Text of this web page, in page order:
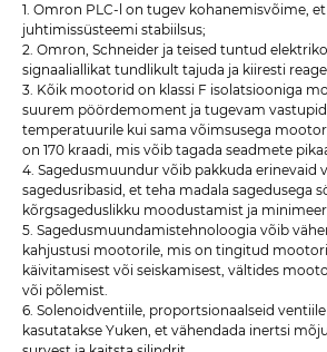
1. Omron PLC-l on tugev kohanemisvõime,
juhtimissüsteemi stabiilsus;
2. Omron, Schneider ja teised tuntud
signaaliallikat tundlikult tajuda ja kiiresti
3. Kõik mootorid on klassi F isolatsiooniga
suurem pöördemoment ja tugevam
temperatuurile kui sama võimsusega
on 170 kraadi, mis võib tagada seadmete
4. Sagedusmuundur võib pakkuda erinevaid
sagedusribasid, et teha madala sagedusega
kõrgsageduslikku moodustamist ja
5. Sagedusmuundamistehnoloogia võib
kahjustusi mootorile, mis on tingitud
käivitamisest või seiskamisest, vältides
või põlemist.
6. Solenoidventiile, proportsionaalseid
kasutatakse Yuken, et vähendada inertsi